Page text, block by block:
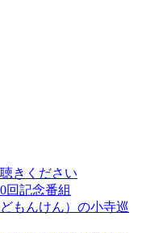
きください
回記念番組
もんけん）の小寺巡